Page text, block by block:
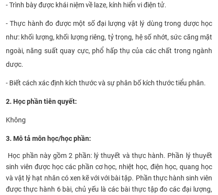
- Trình bày được khái niệm về laze, kính hiển vi điện tử.
- Thực hành đo được một số đại lượng vật lý dùng trong dược học
như: khối lượng, khối lượng riêng, tỷ trọng, hệ số nhớt, sức căng mặt
ngoài, năng suất quay cực, phổ hấp thụ của các chất trong ngành
dược.
- Biết cách xác định kích thước và sự phân bố kích thước tiểu phân.
2. Học phần tiên quyết:
Không
3. Mô tả môn học/học phần:
Học phần này gồm 2 phần: lý thuyết và thực hành. Phần lý thuyết
sinh viên được học các phần cơ học, nhiệt học, điện học, quang học
và vật lý hạt nhân có xen kẽ với với bài tập. Phần thực hành sinh viên
được thực hành 6 bài, chủ yếu là các bài thực tập đo các đại lượng,